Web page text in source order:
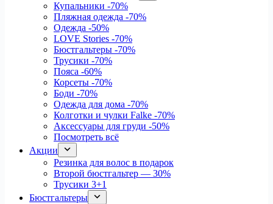
Купальники -70%
Пляжная одежда -70%
Одежда -50%
LOVE Stories -70%
Бюстгальтеры -70%
Трусики -70%
Пояса -60%
Корсеты -70%
Боди -70%
Одежда для дома -70%
Колготки и чулки Falke -70%
Аксессуары для груди -50%
Посмотреть всё
Акции
Резинка для волос в подарок
Второй бюстгальтер — 30%
Трусики 3+1
Бюстгальтеры